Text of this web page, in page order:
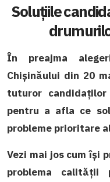
Soluțiile
În preajma
Chișinăului din 20
tuturor
pentru a afla ce
probleme prioritare
Vezi mai jos cum își
problema